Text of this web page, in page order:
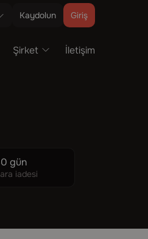
Kaydolun Giriş
Şirket İletişim
gün
iadesi